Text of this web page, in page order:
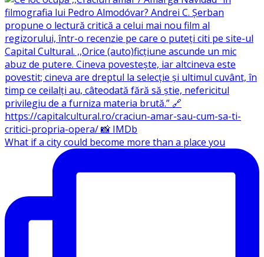
What if a city could become more than a place you